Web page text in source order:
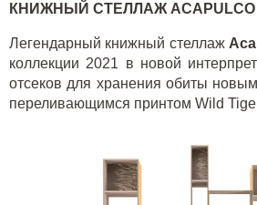
КНИЖНЫЙ СТЕЛЛАЖACAPULCO
Легендарный книжный стеллаж
коллекции 2021 в новой
отсеков для хранения обиты
переливающимся принтом Wild